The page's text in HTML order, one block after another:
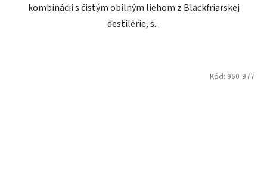
kombinácii s čistým obilným liehom z Blackfriarskej
destilérie, s...
Kód: 960-977